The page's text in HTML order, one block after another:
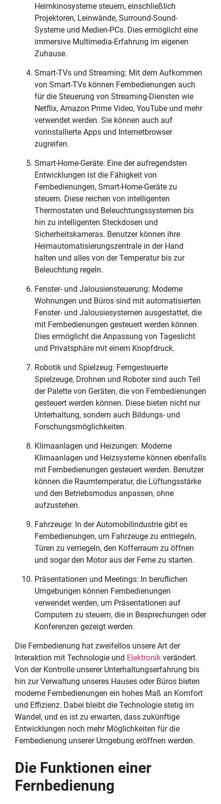
Heimkinosysteme steuern, einschließlich
Projektoren, Leinwände, Surround-Sound-
Systeme und Medien-PCs. Dies ermöglicht eine
immersive Multimedia-Erfahrung im eigenen
Zuhause.
Smart-TVs und Streaming: Mit dem Aufkommen
von Smart-TVs können Fernbedienungen auch
für die Steuerung von Streaming-Diensten wie
Netflix, Amazon Prime Video, YouTube und mehr
verwendet werden. Sie können auch auf
vorinstallierte Apps und Internetbrowser
zugreifen.
Smart-Home-Geräte: Eine der aufregendsten
Entwicklungen ist die Fähigkeit von
Fernbedienungen, Smart-Home-Geräte zu
steuern. Diese reichen von intelligenten
Thermostaten und Beleuchtungssystemen bis
hin zu intelligenten Steckdosen und
Sicherheitskameras. Benutzer können ihre
Heimautomatisierungszentrale in der Hand
halten und alles von der Temperatur bis zur
Beleuchtung regeln.
Fenster- und Jalousiensteuerung: Moderne
Wohnungen und Büros sind mit automatisierten
Fenster- und Jalousiesystemen ausgestattet, die
mit Fernbedienungen gesteuert werden können.
Dies ermöglicht die Anpassung von Tageslicht
und Privatsphäre mit einem Knopfdruck.
Robotik und Spielzeug: Ferngesteuerte
Spielzeuge, Drohnen und Roboter sind auch Teil
der Palette von Geräten, die von Fernbedienungen
gesteuert werden können. Diese bieten nicht nur
Unterhaltung, sondern auch Bildungs- und
Forschungsmöglichkeiten.
Klimaanlagen und Heizungen: Moderne
Klimaanlagen und Heizsysteme können ebenfalls
mit Fernbedienungen gesteuert werden. Benutzer
können die Raumtemperatur, die Lüftungsstärke
und den Betriebsmodus anpassen, ohne
aufzustehen.
Fahrzeuge: In der Automobilindustrie gibt es
Fernbedienungen, um Fahrzeuge zu entriegeln,
Türen zu verriegeln, den Kofferraum zu öffnen
und sogar den Motor aus der Ferne zu starten.
Präsentationen und Meetings: In beruflichen
Umgebungen können Fernbedienungen
verwendet werden, um Präsentationen auf
Computern zu steuern, die in Besprechungen oder
Konferenzen gezeigt werden.
Die Fernbedienung hat zweifellos unsere Art der
Interaktion mit Technologie und Elektronik verändert.
Von der Kontrolle unserer Unterhaltungserfahrung bis
hin zur Verwaltung unseres Hauses oder Büros bieten
moderne Fernbedienungen ein hohes Maß an Komfort
und Effizienz. Dabei bleibt die Technologie stetig im
Wandel, und es ist zu erwarten, dass zukünftige
Entwicklungen noch mehr Möglichkeiten für die
Fernbedienung unserer Umgebung eröffnen werden.
Die Funktionen einer
Fernbedienung